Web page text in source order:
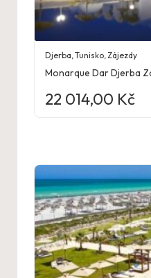
Djerba ,Tunisko Zájezdy
Monarque Dar Djerba
22 014,00 Kč